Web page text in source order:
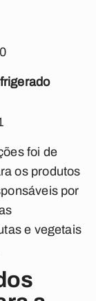
foi de
os produtos
por
e vegetais